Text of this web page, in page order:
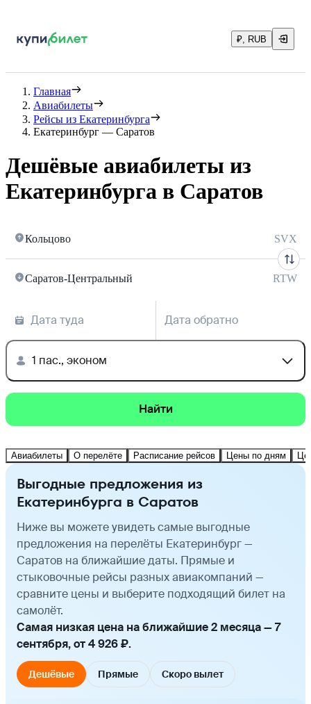
₽, RUB
Главная
Авиабилеты
Рейсы из Екатеринбурга
Екатеринбург — Саратов
Дешёвые авиабилеты из
Екатеринбурга в Саратов
Кольцово SVX
Саратов-Центральный RTW
Дата туда Дата обратно
1 пас., эконом
Найти
Авиабилеты О перелёте Расписание рейсов Цены по дням
Выгодные предложения из
Екатеринбурга в Саратов
Ниже вы можете увидеть самые выгодные
предложения на перелёты Екатеринбург —
Саратов на ближайшие даты. Прямые и
стыковочные рейсы разных авиакомпаний —
сравните цены и выберите подходящий билет на
самолёт.
Самая низкая цена на ближайшие 2 месяца — 7
сентября, от 4 926 ₽.
Дешёвые Прямые Скоро вылет